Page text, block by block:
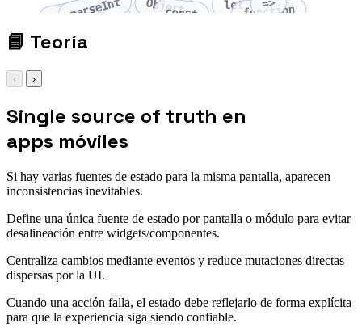
fetch
parseInt
Array Object
const letfunction
=>
📘 Teoría
‹ ›
Single source of truth en
apps móviles
Si hay varias fuentes de estado para la misma pantalla, aparecen
inconsistencias inevitables.
Define una única fuente de estado por pantalla o módulo para evitar
desalineación entre widgets/componentes.
Centraliza cambios mediante eventos y reduce mutaciones directas
dispersas por la UI.
Cuando una acción falla, el estado debe reflejarlo de forma explícita
para que la experiencia siga siendo confiable.